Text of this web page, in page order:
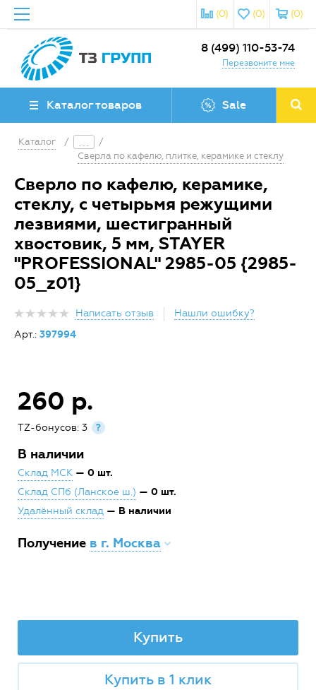
(0)
(0)
(0)
8 (499) 110-53-74
Перезвоните мне
Каталог товаров Sale
Каталог /
/
Сверла по кафелю, плитке, керамике и стеклу
Сверло по кафелю, керамике,
стеклу, с четырьмя режущими
лезвиями, шестигранный
хвостовик, 5 мм, STAYER
"PROFESSIONAL" 2985-05 {2985-
05_z01}
Написать отзыв
Нашли ошибку?
Арт.: 397994
260 р.
TZ-бонусов: 3 ?
В наличии
Склад МСК — 0 шт.
Склад СПб (Ланское ш.) — 0 шт.
Удалённый склад — В наличии
Получение в г. Москва
Купить
Купить в 1 клик